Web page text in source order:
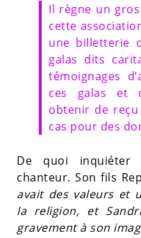
Il règne un
cette
une billetterie
galas dits
témoignages
ces galas et
obtenir de reçu
cas pour des
De quoi inquiéter
chanteur. Son fils
avait des valeurs et
la religion, et
gravement à son